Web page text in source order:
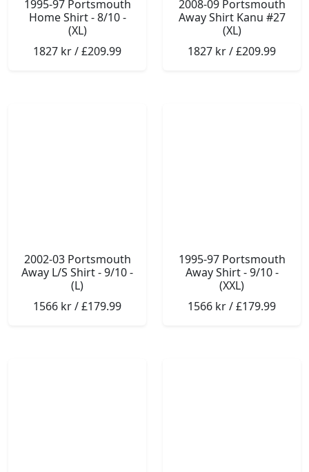
1995-97 Portsmouth
Home Shirt - 8/10 -
(XL)
1827 kr / £209.99
2008-09 Portsmouth
Away Shirt Kanu #27
(XL)
1827 kr / £209.99
2002-03 Portsmouth
Away L/S Shirt - 9/10 -
(L)
1566 kr / £179.99
1995-97 Portsmouth
Away Shirt - 9/10 -
(XXL)
1566 kr / £179.99